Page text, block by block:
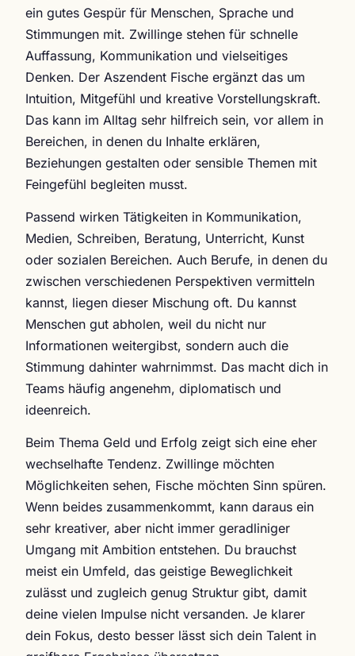
ein gutes Gespür für Menschen, Sprache und
Stimmungen mit. Zwillinge stehen für schnelle
Auffassung, Kommunikation und vielseitiges
Denken. Der Aszendent Fische ergänzt das um
Intuition, Mitgefühl und kreative Vorstellungskraft.
Das kann im Alltag sehr hilfreich sein, vor allem in
Bereichen, in denen du Inhalte erklären,
Beziehungen gestalten oder sensible Themen mit
Feingefühl begleiten musst.
Passend wirken Tätigkeiten in Kommunikation,
Medien, Schreiben, Beratung, Unterricht, Kunst
oder sozialen Bereichen. Auch Berufe, in denen du
zwischen verschiedenen Perspektiven vermitteln
kannst, liegen dieser Mischung oft. Du kannst
Menschen gut abholen, weil du nicht nur
Informationen weitergibst, sondern auch die
Stimmung dahinter wahrnimmst. Das macht dich in
Teams häufig angenehm, diplomatisch und
ideenreich.
Beim Thema Geld und Erfolg zeigt sich eine eher
wechselhafte Tendenz. Zwillinge möchten
Möglichkeiten sehen, Fische möchten Sinn spüren.
Wenn beides zusammenkommt, kann daraus ein
sehr kreativer, aber nicht immer geradliniger
Umgang mit Ambition entstehen. Du brauchst
meist ein Umfeld, das geistige Beweglichkeit
zulässt und zugleich genug Struktur gibt, damit
deine vielen Impulse nicht versanden. Je klarer
dein Fokus, desto besser lässt sich dein Talent in